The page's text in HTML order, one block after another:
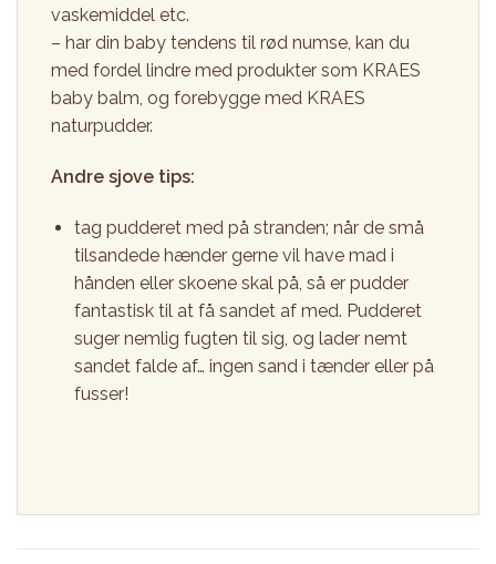
vaskemiddel etc.
– har din baby tendens til rød numse, kan du
med fordel lindre med produkter som KRAES
baby balm, og forebygge med KRAES
naturpudder.
Andre sjove tips:
tag pudderet med på stranden; når de små
tilsandede hænder gerne vil have mad i
hånden eller skoene skal på, så er pudder
fantastisk til at få sandet af med. Pudderet
suger nemlig fugten til sig, og lader nemt
sandet falde af… ingen sand i tænder eller på
fusser!